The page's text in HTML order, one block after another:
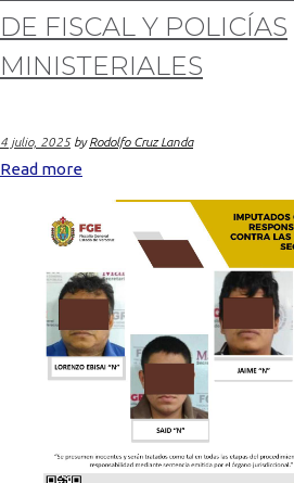
DE FISCAL Y POLICÍAS
MINISTERIALES
4 julio, 2025 byRodolfo Cruz Landa
Read more